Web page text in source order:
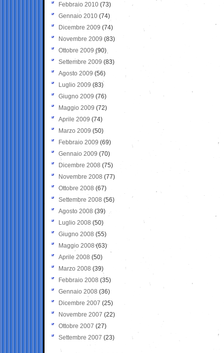
Febbraio 2010 (73)
Gennaio 2010 (74)
Dicembre 2009 (74)
Novembre 2009 (83)
Ottobre 2009 (90)
Settembre 2009 (83)
Agosto 2009 (56)
Luglio 2009 (83)
Giugno 2009 (76)
Maggio 2009 (72)
Aprile 2009 (74)
Marzo 2009 (50)
Febbraio 2009 (69)
Gennaio 2009 (70)
Dicembre 2008 (75)
Novembre 2008 (77)
Ottobre 2008 (67)
Settembre 2008 (56)
Agosto 2008 (39)
Luglio 2008 (50)
Giugno 2008 (55)
Maggio 2008(63)
Aprile 2008 (50)
Marzo 2008 (39)
Febbraio 2008 (35)
Gennaio 2008 (36)
Dicembre 2007 (25)
Novembre 2007 (22)
Ottobre 2007 (27)
Settembre 2007 (23)